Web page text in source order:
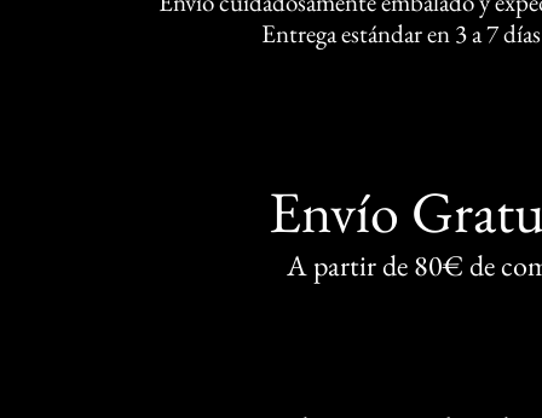
Entrega estándar en 3 a 7
Envío
A partir de 80€ de